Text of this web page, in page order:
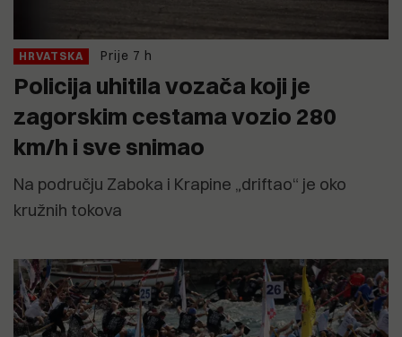
HRVATSKA Prije 7 h
Policija uhitila vozača koji je
zagorskim cestama vozio 280
km/h i sve snimao
Na području Zaboka i Krapine „driftao“ je oko
kružnih tokova